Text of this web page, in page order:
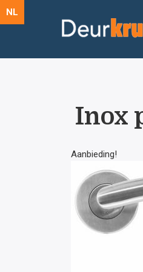
NL
Inox
Aanbieding!